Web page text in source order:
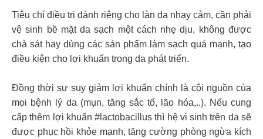
Tiêu chí điều trị dành riêng cho làn da nhạy cảm, cần phải
vệ sinh bề mặt da sạch một cách nhẹ dịu, không được
chà sát hay dùng các sản phẩm làm sạch quá mạnh, tạo
điều kiện cho lợi khuẩn trong da phát triển.
Đồng thời sự suy giảm lợi khuẩn chính là cội nguồn của
mọi bệnh lý da (mụn, tăng sắc tố, lão hóa,..). Nếu cung
cấp thêm lợi khuẩn #lactobacillus thì hệ vi sinh trên da sẽ
được phục hồi khỏe mạnh, tăng cường phòng ngừa kích